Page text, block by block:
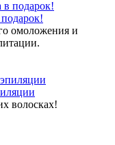
омоложения и
волосках!